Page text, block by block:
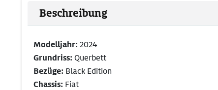
Beschreibung
Modelljahr: 2024
Grundriss: Querbett
Bezüge: Black Edition
Chassis: Fiat